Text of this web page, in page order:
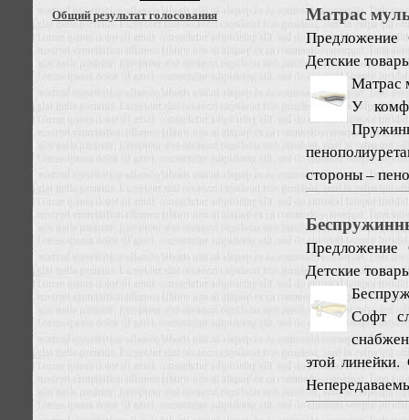
Общий результат голосования Матрас
Предложение
Детские
Матрас
У
стороны –
Предложение
Детские
Софт
этой